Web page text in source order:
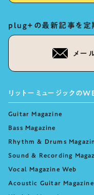
plug+の最新記事を定
メー
リットーミュージックの
Guitar Magazine
Bass Magazine
Rhythm & Drums
Sound & Recording
Vocal Magazine Web
Acoustic Guitar Magazine